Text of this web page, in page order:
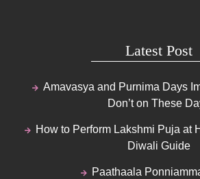
Latest Post
Amavasya and Purnima Days
Don’t on These
How to Perform Lakshmi Puja at
Diwali Guide
Paathaala